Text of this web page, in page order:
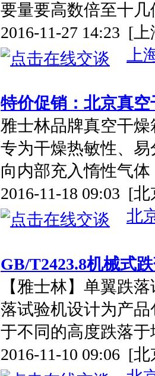
要量要高数倍至十
2016-11-27 14:23 [上
上
特价促销：北京真空
雅士林品牌真空干
专为干燥热敏性、
向内部充入惰性气
2016-11-18 09:03 [北
北
GB/T2423.8机械式
【雅士林】单翼跌
落试验机设计为产
于不同的高度跌落
2016-11-10 09:06 [北